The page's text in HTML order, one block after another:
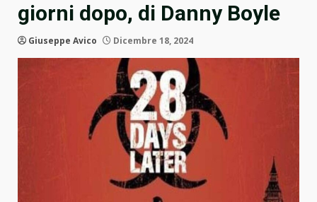
giorni dopo, di Danny Boyle
Giuseppe Avico Dicembre 18, 2024